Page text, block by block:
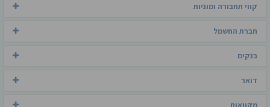
קווי תחבורה ומוניות
חברת החשמל
בנקים
דואר